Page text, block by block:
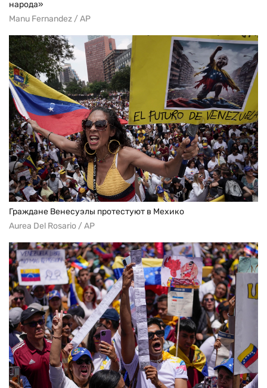
народа»
Manu Fernandez / AP
Граждане Венесуэлы протестуют в Мехико
Aurea Del Rosario / AP